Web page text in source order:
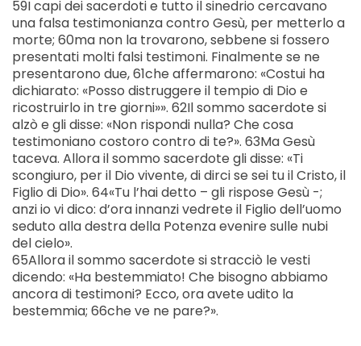
59I capi dei sacerdoti e tutto il sinedrio cercavano
una falsa testimonianza contro Gesù, per metterlo a
morte; 60ma non la trovarono, sebbene si fossero
presentati molti falsi testimoni. Finalmente se ne
presentarono due, 61che affermarono: «Costui ha
dichiarato: «Posso distruggere il tempio di Dio e
ricostruirlo in tre giorni»». 62Il sommo sacerdote si
alzò e gli disse: «Non rispondi nulla? Che cosa
testimoniano costoro contro di te?». 63Ma Gesù
taceva. Allora il sommo sacerdote gli disse: «Ti
scongiuro, per il Dio vivente, di dirci se sei tu il Cristo, il
Figlio di Dio». 64«Tu l’hai detto – gli rispose Gesù -;
anzi io vi dico: d’ora innanzi vedrete il Figlio dell’uomo
seduto alla destra della Potenza evenire sulle nubi
del cielo».
65Allora il sommo sacerdote si stracciò le vesti
dicendo: «Ha bestemmiato! Che bisogno abbiamo
ancora di testimoni? Ecco, ora avete udito la
bestemmia; 66che ve ne pare?».